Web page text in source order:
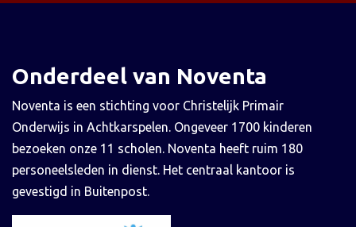
Onderdeel van Noventa
Noventa is een stichting voor Christelijk Primair
Onderwijs in Achtkarspelen. Ongeveer 1700 kinderen
bezoeken onze 11 scholen. Noventa heeft ruim 180
personeelsleden in dienst. Het centraal kantoor is
gevestigd in Buitenpost.